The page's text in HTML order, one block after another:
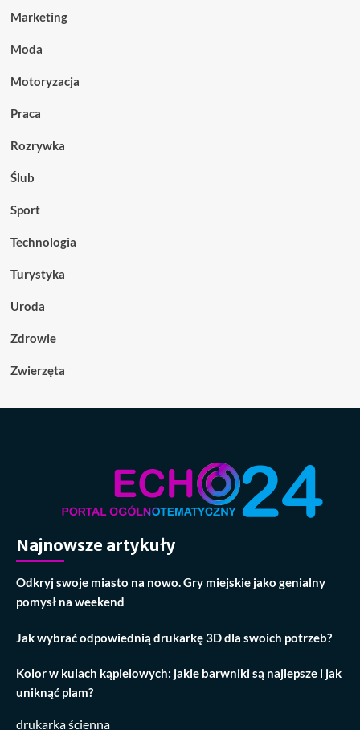
Marketing
Moda
Motoryzacja
Praca
Rozrywka
Ślub
Sport
Technologia
Turystyka
Uroda
Zdrowie
Zwierzęta
Najnowsze artykuły
Odkryj swoje miasto na nowo. Gry miejskie jako genialny
pomysł na weekend
Jak wybrać odpowiednią drukarkę 3D dla swoich potrzeb?
Kolor w kulach kąpielowych: jakie barwniki są najlepsze i jak
uniknąć plam?
drukarka ścienna